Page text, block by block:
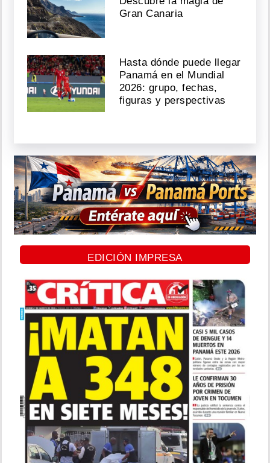
Gran Canaria
Hasta dónde puede llegar
Panamá en el Mundial
2026: grupo, fechas,
figuras y perspectivas
EDICIÓN IMPRESA